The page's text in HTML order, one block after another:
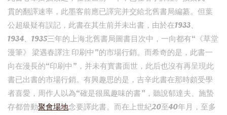
貫的翻譯速率，此墨客前應已譯完并交給北舊書局編纂。但葉
公超級疑有誤記，此書在其生前并未出書，由於在1933、
1934、1935三年的上海北舊書局圖書目次中，一向都有“《草堂
漫筆》 梁遇春譯注 印刷中”的市場行銷。而希奇的是，此書一
向在漫長的“印刷中”，并未有實書面世，此后也沒有再呈現此
書已出書的市場行銷。有興趣思的是，吉辛此書在那時頗受學
者喜愛，周作人以為“確是很風趣味的書”，聽說郁達夫、施蟄
存都曾動聚會場地念要譯此書。而在上世紀20至40年月，至多